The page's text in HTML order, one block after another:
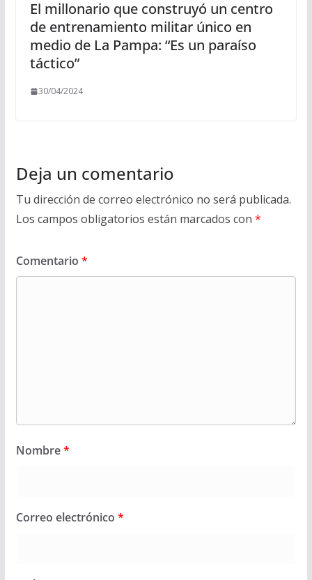
El millonario que construyó un centro
de entrenamiento militar único en
medio de La Pampa: “Es un paraíso
táctico”
30/04/2024
Deja un comentario
Tu dirección de correo electrónico no será publicada.
Los campos obligatorios están marcados con *
Comentario *
Nombre*
Correo electrónico *